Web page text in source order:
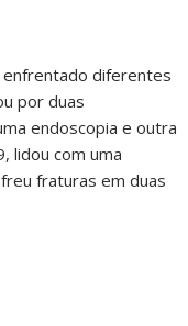
diferentes
por duas
endoscopia e outra
lidou com uma
fraturas em duas